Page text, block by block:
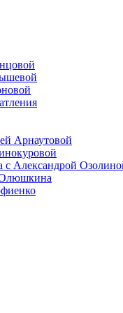
Арнаутовой
с Александрой